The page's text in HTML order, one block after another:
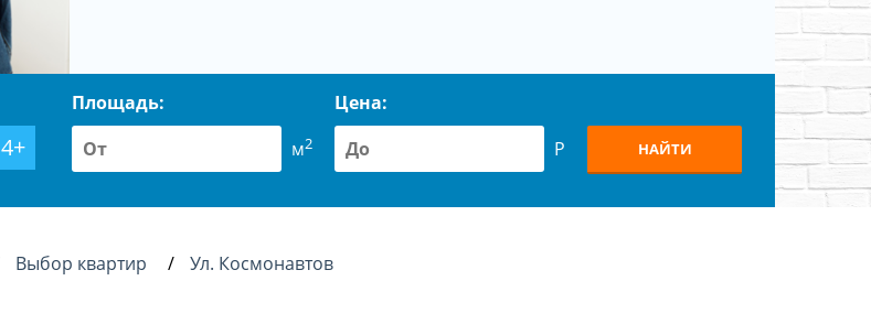
4+
Площадь:
м2
Цена:
Р
НАЙТИ
Выбор квартир Ул. Космонавтов